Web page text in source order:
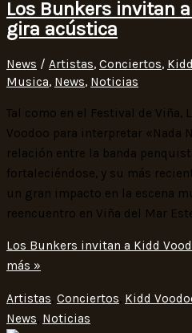
Los Bunkers invitan
gira acústica
News / Artistas, Conciertos,
Musica, News, Noticias
Tal como en el Festival de Viña,
Voodoo para interpretar «Nada
relación entre la banda
fortaleciéndose, y su más
un gran impacto en la escena
reencuentro en Viña del Mar
Los Bunkers invitan a Kidd
más »
Artistas, Conciertos, Kidd
News, Noticias